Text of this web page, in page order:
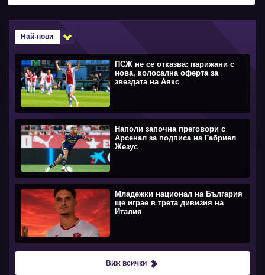
Най-нови
ПСЖ не се отказва: парижани с
нова, колосална оферта за
звездата на Аякс
Наполи започна преговори с
Арсенал за подписа на Габриел
Жезус
Младежки национал на България
ще играе в трета дивизия на
Италия
Виж всички